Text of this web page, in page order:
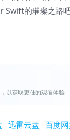
Swift的璀璨之路
以获取更佳的观看体验
迅雷云盘 百度